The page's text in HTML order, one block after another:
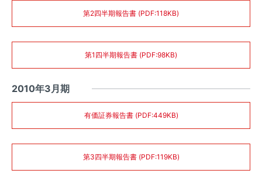
第2四半期報告書 (PDF:118KB)
第1四半期報告書 (PDF:98KB)
2010年3月期
有価証券報告書 (PDF:449KB)
第3四半期報告書 (PDF:119KB)